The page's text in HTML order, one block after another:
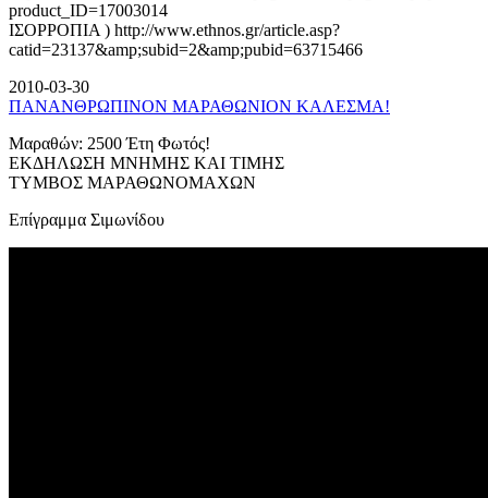
product_ID=17003014
ΙΣΟΡΡΟΠΙΑ ) http://www.ethnos.gr/article.asp?
catid=23137&amp;subid=2&amp;pubid=63715466
2010-03-30
ΠΑΝΑΝΘΡΩΠΙΝΟΝ ΜΑΡΑΘΩΝΙΟΝ ΚΑΛΕΣΜΑ!
Μαραθών: 2500 Έτη Φωτός!
ΕΚΔΗΛΩΣΗ ΜΝΗΜΗΣ ΚΑΙ ΤΙΜΗΣ
ΤΥΜΒΟΣ ΜΑΡΑΘΩΝΟΜΑΧΩΝ
Επίγραμμα Σιμωνίδου